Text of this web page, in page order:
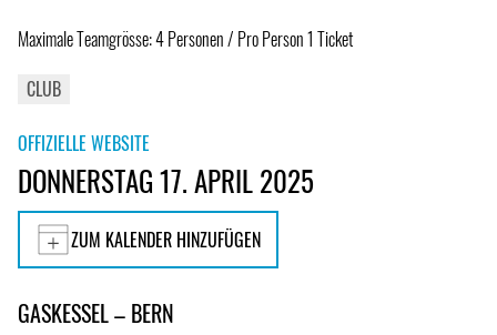
Maximale Teamgrösse: 4 Personen / Pro Person 1 Ticket
CLUB
OFFIZIELLE WEBSITE
DONNERSTAG 17. APRIL 2025
ZUM KALENDER HINZUFÜGEN
GASKESSEL – BERN